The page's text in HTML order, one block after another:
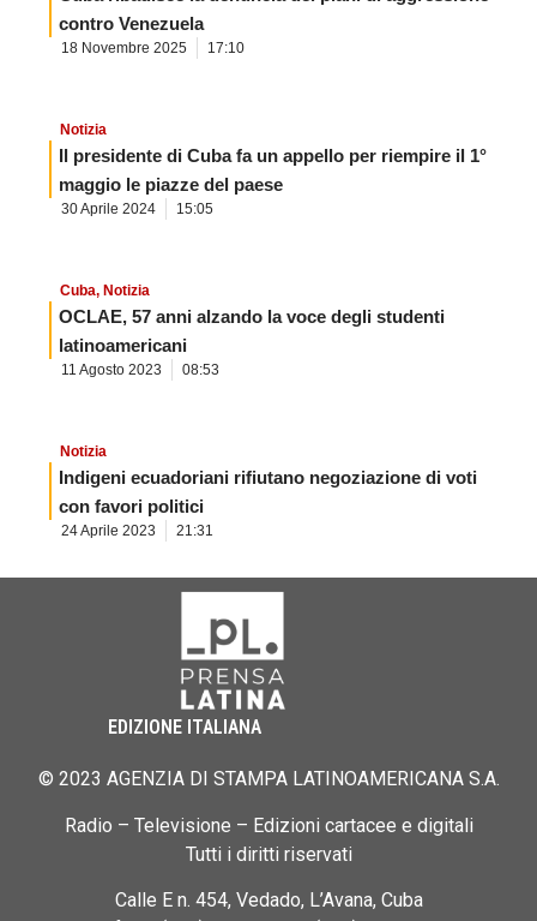
contro Venezuela
18 Novembre 2025 17:10
Notizia
Il presidente di Cuba fa un appello per riempire il 1°
maggio le piazze del paese
30 Aprile 2024 15:05
Cuba, Notizia
OCLAE, 57 anni alzando la voce degli studenti
latinoamericani
11 Agosto 2023 08:53
Notizia
Indigeni ecuadoriani rifiutano negoziazione di voti
con favori politici
24 Aprile 2023 21:31
EDIZIONE ITALIANA
© 2023 AGENZIA DI STAMPA LATINOAMERICANA S.A.
Radio – Televisione – Edizioni cartacee e digitali
Tutti i diritti riservati
Calle E n. 454, Vedado, L’Avana, Cuba